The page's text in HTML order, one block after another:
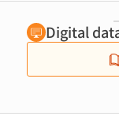
Digital